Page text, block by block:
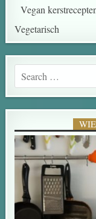
Vegan
Vegetarisch